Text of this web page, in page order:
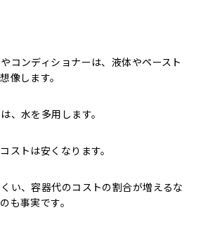
コンディショナーは、液体やペースト
像します。
、水を多用します。
ストは安くなります。
い、容器代のコストの割合が増えるな
も事実です。